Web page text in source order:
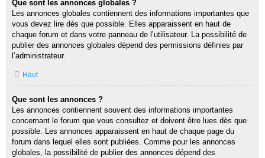
Que sont les annonces globales ?
Les annonces globales contiennent des informations importantes que
vous devez lire dès que possible. Elles apparaissent en haut de
chaque forum et dans votre panneau de l’utilisateur. La possibilité de
publier des annonces globales dépend des permissions définies par
l’administrateur.
Haut
Que sont les annonces ?
Les annonces contiennent souvent des informations importantes
concernant le forum que vous consultez et doivent être lues dès que
possible. Les annonces apparaissent en haut de chaque page du
forum dans lequel elles sont publiées. Comme pour les annonces
globales, la possibilité de publier des annonces dépend des